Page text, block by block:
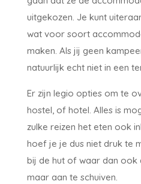
uitgekozen. Je kunt
wat voor soort
maken. Als jij geen
natuurlijk echt niet in een
Er zijn legio opties om te
hostel, of hotel. Alles is
zulke reizen het eten ook
hoef je je dus niet druk te
bij de hut of waar dan ook
maar aan te schuiven.